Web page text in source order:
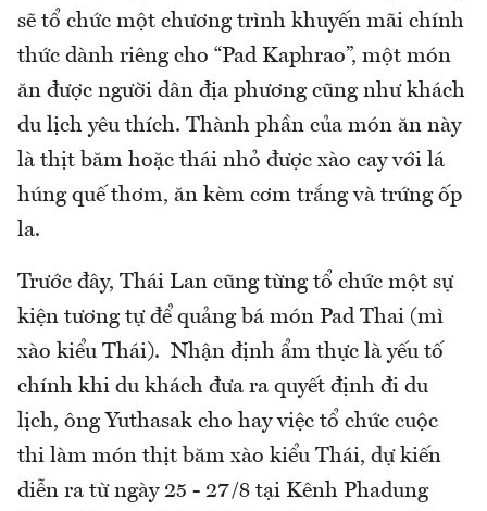
sẽ tổ chức một chương trình khuyến mãi chính
thức dành riêng cho “Pad Kaphrao”, một món
ăn được người dân địa phương cũng như khách
du lịch yêu thích. Thành phần của món ăn này
là thịt băm hoặc thái nhỏ được xào cay với lá
húng quế thơm, ăn kèm cơm trắng và trứng ốp
la.
Trước đây, Thái Lan cũng từng tổ chức một sự
kiện tương tự để quảng bá món Pad Thai (mì
xào kiểu Thái). Nhận định ẩm thực là yếu tố
chính khi du khách đưa ra quyết định đi du
lịch, ông Yuthasak cho hay việc tổ chức cuộc
thi làm món thịt băm xào kiểu Thái, dự kiến
diễn ra từ ngày 25 - 27/8 tại Kênh Phadung